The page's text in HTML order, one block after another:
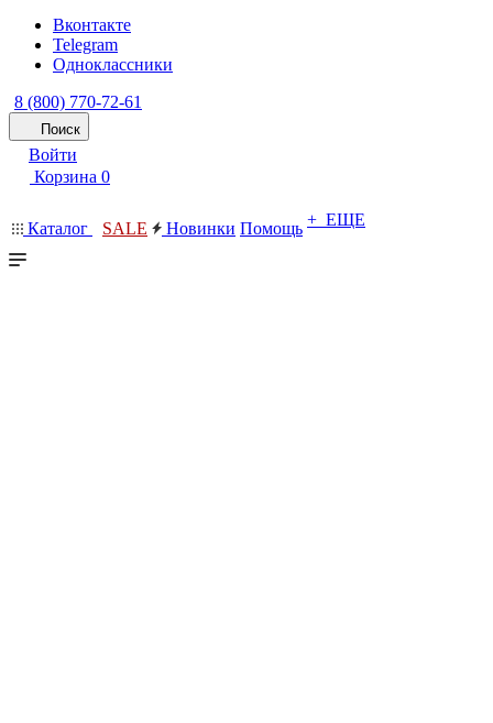
Вконтакте
Telegram
Одноклассники
8 (800) 770-72-61
Поиск
Войти
Корзина 0
Каталог SALE Новинки Помощь + ЕЩЕ